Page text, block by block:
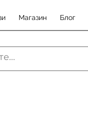
Магазин Блог